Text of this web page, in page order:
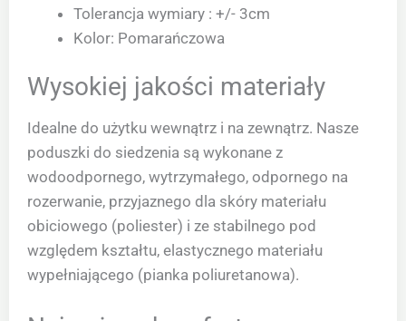
Tolerancja wymiary : +/- 3cm
Kolor: Pomarańczowa
Wysokiej jakości materiały
Idealne do użytku wewnątrz i na zewnątrz. Nasze
poduszki do siedzenia są wykonane z
wodoodpornego, wytrzymałego, odpornego na
rozerwanie, przyjaznego dla skóry materiału
obiciowego (poliester) i ze stabilnego pod
względem kształtu, elastycznego materiału
wypełniającego (pianka poliuretanowa).